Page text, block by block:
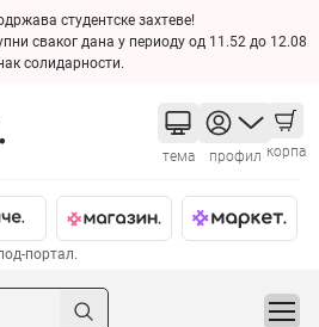
студентске захтеве!
сваког дана у периоду од 11.52 до 12.08
солидарности.
тема профил корпа
портал.